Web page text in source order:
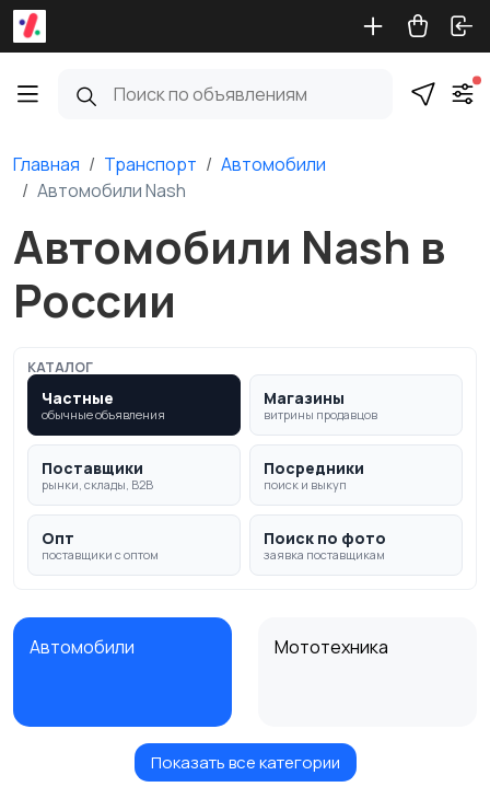
Главная Транспорт
Автомобили
Автомобили Nash
Автомобили Nash в
России
КАТАЛОГ
Частные
обычные объявления
Магазины
витрины продавцов
Поставщики
рынки, склады, B2B
Посредники
поиск и выкуп
Опт
поставщики с оптом
Поиск по фото
заявка поставщикам
Автомобили Мототехника
Спецтехника Автобусы и грузовики
Показать все категории